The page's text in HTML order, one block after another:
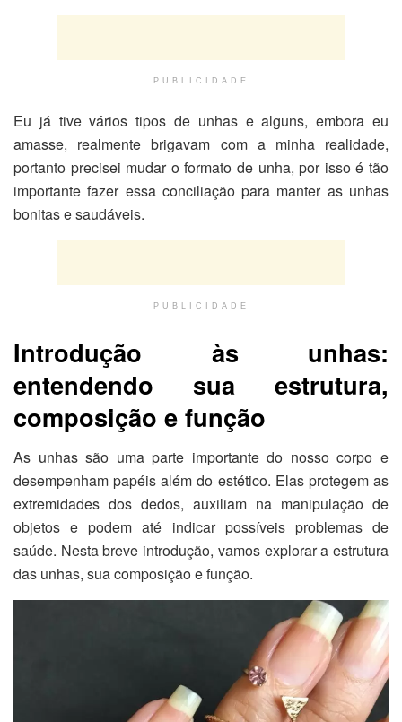
PUBLICIDADE
Eu já tive vários tipos de unhas e alguns, embora eu
amasse, realmente brigavam com a minha realidade,
portanto precisei mudar o formato de unha, por isso é tão
importante fazer essa conciliação para manter as unhas
bonitas e saudáveis.
PUBLICIDADE
Introdução às unhas:
entendendo sua estrutura,
composição e função
As unhas são uma parte importante do nosso corpo e
desempenham papéis além do estético. Elas protegem as
extremidades dos dedos, auxiliam na manipulação de
objetos e podem até indicar possíveis problemas de
saúde. Nesta breve introdução, vamos explorar a estrutura
das unhas, sua composição e função.